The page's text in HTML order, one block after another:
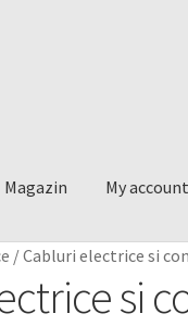
Magazin My account
/Cabluri electrice si
si